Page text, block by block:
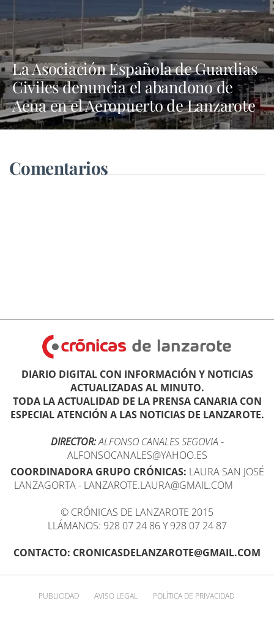
La Asociación Española de Guardias
Civiles denuncia el abandono de
Aena en el Aeropuerto de Lanzarote
Comentarios
DIARIO DIGITAL CON INFORMACIÓN Y NOTICIAS
ACTUALIZADAS AL MINUTO.
TODA LA ACTUALIDAD DE LA PRENSA CANARIA CON
ESPECIAL ATENCIÓN A LAS NOTICIAS DE LANZAROTE.
DIRECTOR:ALFONSO CANALES SEGOVIA -
ALFONSOCANALES@YAHOO.ES
COORDINADORA GRUPO CRÓNICAS: LAURA SAN JOSÉ
LANZAGORTA - LANZAROTE.LAURA@GMAIL.COM
© CRÓNICAS DE LANZAROTE 2015
LLÁMANOS: 928 07 24 86 Y 928 07 24 87
CONTACTO: CRONICASDELANZAROTE@GMAIL.COM
PUBLICIDAD AVISO LEGAL POLÍTICA DE PRIVACIDAD